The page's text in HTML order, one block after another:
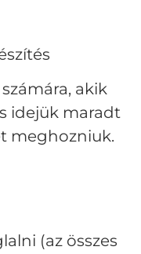
akik
idejük maradt
meghozniuk.
(az összes